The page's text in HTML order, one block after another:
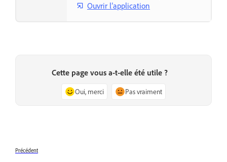
Ouvrir l’application
Cette page vous a-t-elle été utile ?
Oui, merci Pas vraiment
Précédent